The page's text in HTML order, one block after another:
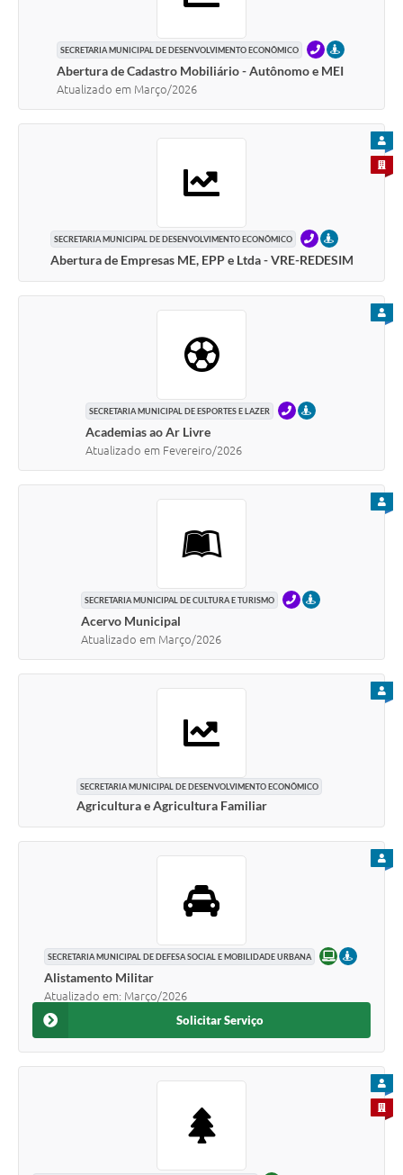
Arquivos para Download
Galeria de Vídeos
Serviços Online
SECRETARIA MUNICIPAL DE DESENVOLVIMENTO ECONÔMICO TELEFONEPRESENCIAL
Abertura de Cadastro Mobiliário - Autônomo e MEI
Atualizado em Março/2026
SECRETARIA MUNICIPAL DE DESENVOLVIMENTO ECONÔMICO TELEFONEPRESENCIAL
Abertura de Empresas ME, EPP e Ltda - VRE-REDESIM
PARA
SECRETARIA MUNICIPAL DE ESPORTES E LAZER TELEFONEPRESENCIAL
Academias ao Ar Livre
Atualizado em Fevereiro/2026
SECRETARIA MUNICIPAL DE CULTURA E TURISMO TELEFONEPRESENCIAL
Acervo Municipal
Atualizado em Março/2026
SECRETARIA MUNICIPAL DE DESENVOLVIMENTO ECONÔMICO
Agricultura e Agricultura Familiar
SECRETARIA MUNICIPAL DE DEFESA SOCIAL E MOBILIDADE URBANA ONLINE
Alistamento Militar
Atualizado em: Março/2026
Solicitar Serviço
PARA